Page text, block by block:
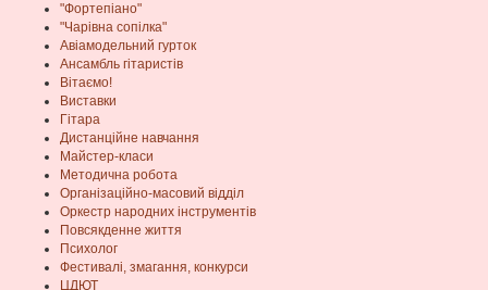
"Фортепіано"
"Чарівна сопілка"
Авіамодельний гурток
Ансамбль гітаристів
Вітаємо!
Виставки
Гітара
Дистанційне навчання
Майстер-класи
Методична робота
Організаційно-масовий відділ
Оркестр народних інструментів
Повсякденне життя
Психолог
Фестивалі, змагання, конкурси
ЦДЮТ